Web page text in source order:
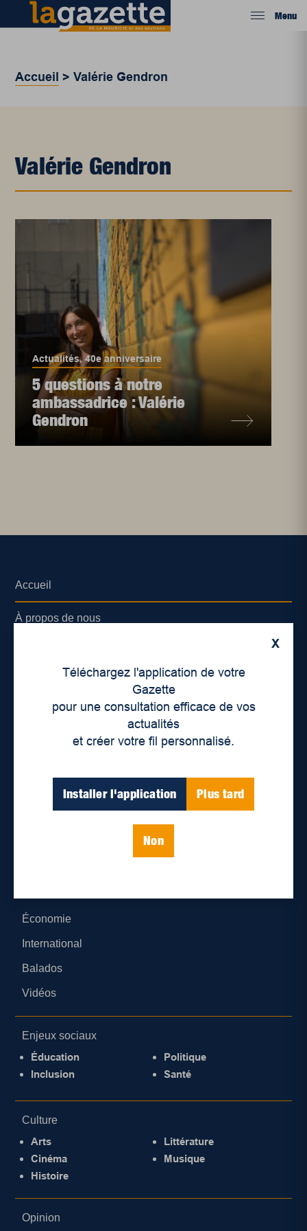
Menu
Accueil >Valérie Gendron
Valérie Gendron
Actualités,40e anniversaire
5 questions à notre
ambassadrice : Valérie
Gendron
X
Téléchargez l'application de votre
Gazette
pour une consultation efficace de vos
actualités
et créer votre fil personnalisé.
Installer l'application Plus tard
Non
Accueil
À propos de nous
Lieux de distribution
Économie
International
Balados
Vidéos
Enjeux sociaux
Éducation
Inclusion
Politique
Santé
Culture
Arts
Cinéma
Histoire
Littérature
Musique
Opinion